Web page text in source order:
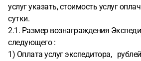
услуг указать, стоимость услуг
сутки.
2.1. Размер вознаграждения
следующего :
1) Оплата услуг экспедитора,